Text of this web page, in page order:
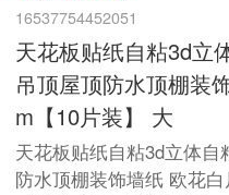
16537754452051
天花板贴纸自粘3d立
吊顶屋顶防水顶棚装
m【10片装】 大
天花板贴纸自粘3d立体
防水顶棚装饰墙纸 欧花